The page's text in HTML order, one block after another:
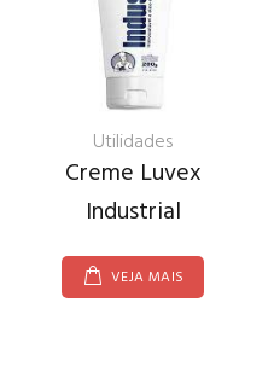
Utilidades
Creme Luvex
Industrial
VEJA MAIS